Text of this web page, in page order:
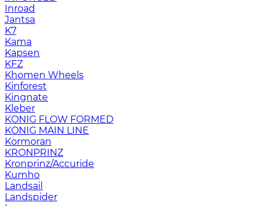
Inroad
Jantsa
K7
Kama
Kapsen
KFZ
Khomen Wheels
Kinforest
Kingnate
Kleber
KONIG FLOW FORMED
KONIG MAIN LINE
Kormoran
KRONPRINZ
Kronprinz/Accuride
Kumho
Landsail
Landspider